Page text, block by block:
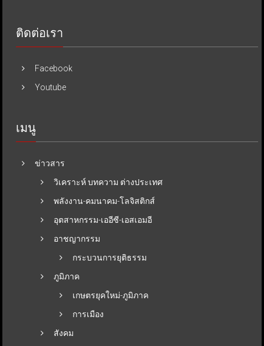
ติดต่อเรา
Facebook
Youtube
เมนู
ข่าวสาร
วิเคราะห์ บทความ ต่างประเทศ
พลังงาน-คมนาคม-โลจิสติกส์
อุตสาหกรรม-เออีซี-เอสเอมอี
อาชญากรรม
กระบวนการยุติธรรม
ภูมิภาค
เกษตรยุคใหม่-ภูมิภาค
การเมือง
สังคม